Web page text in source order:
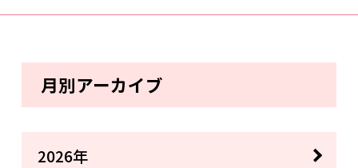
月別アーカイブ
2026年